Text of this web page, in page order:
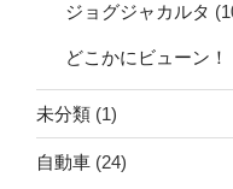
ジョグジャカルタ
どこかにビューン！
未分類 (1)
自動車 (24)